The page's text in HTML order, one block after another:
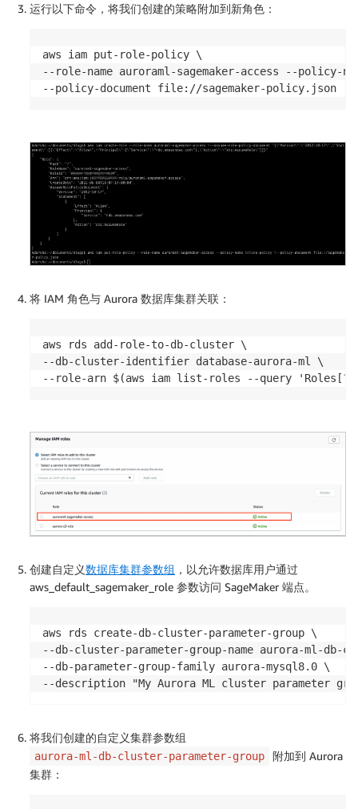
运行以下命令，将我们创建的策略附加到新角色：
aws iam put-role-policy \
--role-name auroraml-sagemaker-access --policy-
--policy-document file://sagemaker-policy.json
将 IAM 角色与 Aurora 数据库集群关联：
aws rds add-role-to-db-cluster \
--db-cluster-identifier database-aurora-ml \
--role-arn $(aws iam list-roles --query
创建自定义数据库集群参数组 ，以允许数据库用户通过
aws_default_sagemaker_role 参数访问 SageMaker 端点。
aws rds create-db-cluster-parameter-group \
--db-cluster-parameter-group-name aurora-ml-db-
--db-parameter-group-family aurora-mysql8.0 \
--description "My Aurora ML cluster parameter
将我们创建的自定义集群参数组
aurora-ml-db-cluster-parameter-group
附加到 Aurora
集群：